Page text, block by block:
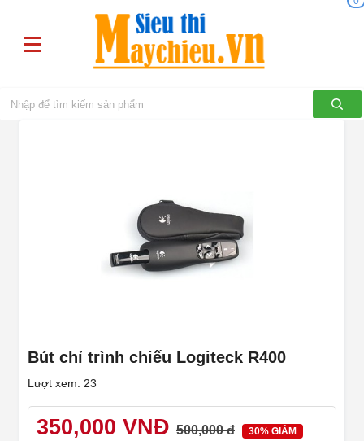
Bút chỉ trình chiếu Logiteck R400
Lượt xem: 23
350,000 VNĐ 500,000 đ 30% GIẢM